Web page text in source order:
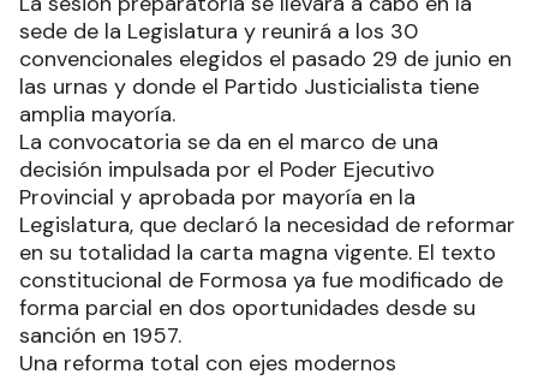
sede de la Legislatura y reunirá a los 30
convencionales elegidos el pasado 29 de junio en
las urnas y donde el Partido Justicialista tiene
amplia mayoría.
La convocatoria se da en el marco de una
decisión impulsada por el Poder Ejecutivo
Provincial y aprobada por mayoría en la
Legislatura, que declaró la necesidad de reformar
en su totalidad la carta magna vigente. El texto
constitucional de Formosa ya fue modificado de
forma parcial en dos oportunidades desde su
sanción en 1957.
Una reforma total con ejes modernos